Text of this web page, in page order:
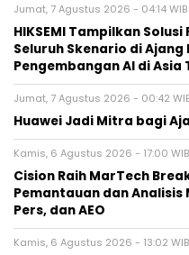
Jumat, 7 Agustus 2026 - 04:14 WIB
HIKSEMI Tampilkan
Seluruh Skenario di Ajang
Pengembangan AI di Asia
Jumat, 7 Agustus 2026 - 00:42
Huawei Jadi Mitra bagi
Kamis, 6 Agustus 2026 - 17:00 WIB
Cision Raih MarTech
Pemantauan dan
Pers, dan AEO
Kamis, 6 Agustus 2026 - 13:02 WIB